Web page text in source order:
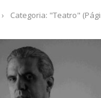
› Categoria: "Teatro"